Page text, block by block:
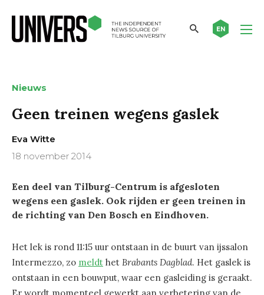
EN
Nieuws
Geen treinen wegens gaslek
Eva Witte
18 november 2014
Een deel van Tilburg-Centrum is afgesloten
wegens een gaslek. Ook rijden er geen treinen in
de richting van Den Bosch en Eindhoven.
Het lek is rond 11:15 uur ontstaan in de buurt van ijssalon
Intermezzo, zo meldt het Brabants Dagblad. Het gaslek is
ontstaan in een bouwput, waar een gasleiding is geraakt.